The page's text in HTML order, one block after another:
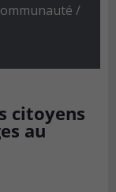
/
citoyens
au